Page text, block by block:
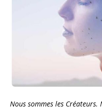
Nous sommes les